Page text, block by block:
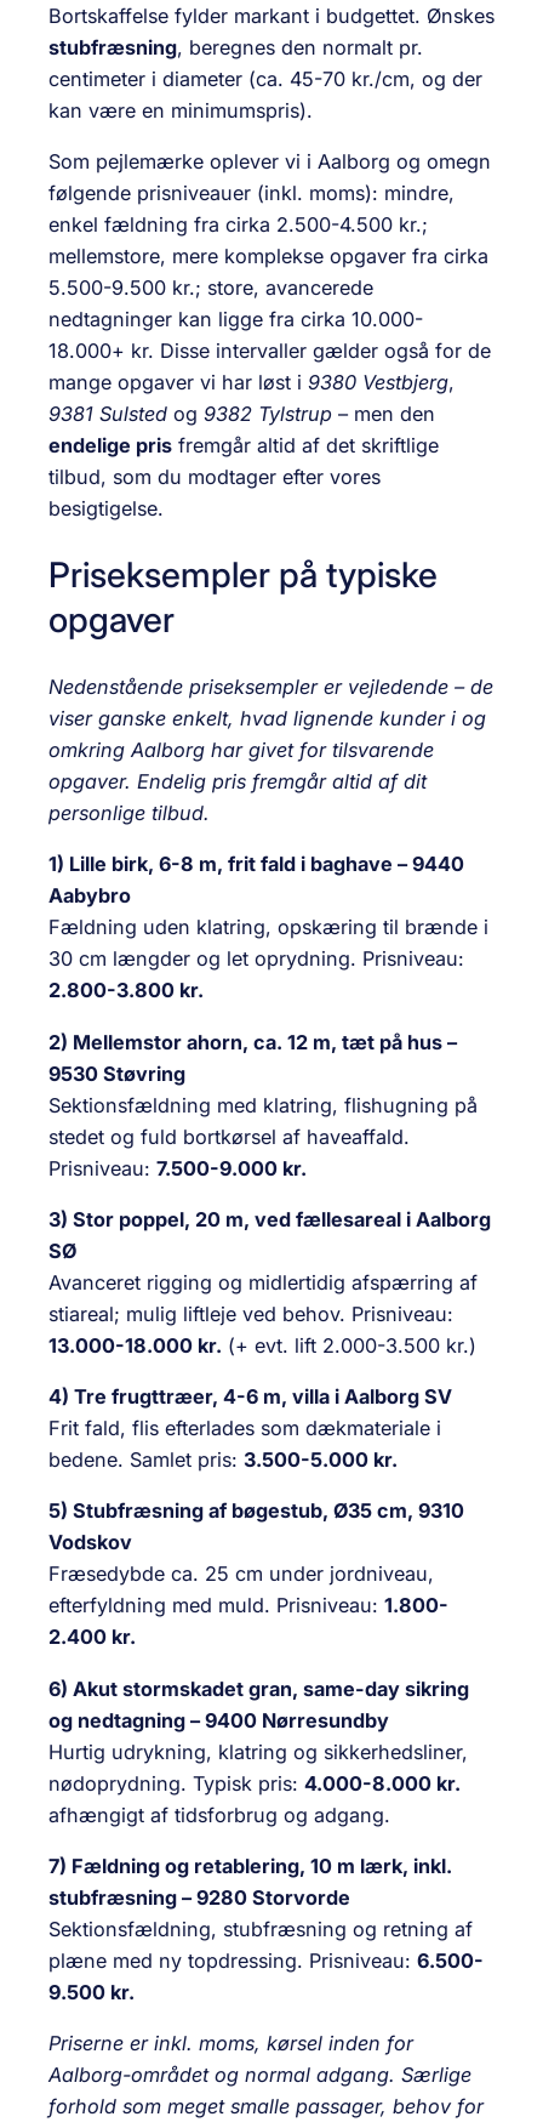
Bortskaffelse fylder markant i budgettet. Ønskes
stubfræsning, beregnes den normalt pr.
centimeter i diameter (ca. 45-70 kr./cm, og der
kan være en minimumspris).
Som pejlemærke oplever vi i Aalborg og omegn
følgende prisniveauer (inkl. moms): mindre,
enkel fældning fra cirka 2.500-4.500 kr.;
mellemstore, mere komplekse opgaver fra cirka
5.500-9.500 kr.; store, avancerede
nedtagninger kan ligge fra cirka 10.000-
18.000+ kr. Disse intervaller gælder også for de
mange opgaver vi har løst i 9380 Vestbjerg,
9381 Sulsted og 9382 Tylstrup – men den
endelige pris fremgår altid af det skriftlige
tilbud, som du modtager efter vores
besigtigelse.
Priseksempler på typiske
opgaver
Nedenstående priseksempler er vejledende – de
viser ganske enkelt, hvad lignende kunder i og
omkring Aalborg har givet for tilsvarende
opgaver. Endelig pris fremgår altid af dit
personlige tilbud.
1) Lille birk, 6-8 m, frit fald i baghave – 9440
Aabybro
Fældning uden klatring, opskæring til brænde i
30 cm længder og let oprydning. Prisniveau:
2.800-3.800 kr.
2) Mellemstor ahorn, ca. 12 m, tæt på hus –
9530 Støvring
Sektionsfældning med klatring, flishugning på
stedet og fuld bortkørsel af haveaffald.
Prisniveau: 7.500-9.000 kr.
3) Stor poppel, 20 m, ved fællesareal i Aalborg
SØ
Avanceret rigging og midlertidig afspærring af
stiareal; mulig liftleje ved behov. Prisniveau:
13.000-18.000 kr. (+ evt. lift 2.000-3.500 kr.)
4) Tre frugttræer, 4-6 m, villa i Aalborg SV
Frit fald, flis efterlades som dækmateriale i
bedene. Samlet pris: 3.500-5.000 kr.
5) Stubfræsning af bøgestub, Ø35 cm, 9310
Vodskov
Fræsedybde ca. 25 cm under jordniveau,
efterfyldning med muld. Prisniveau: 1.800-
2.400 kr.
6) Akut stormskadet gran, same-day sikring
og nedtagning – 9400 Nørresundby
Hurtig udrykning, klatring og sikkerhedsliner,
nødoprydning. Typisk pris: 4.000-8.000 kr.
afhængigt af tidsforbrug og adgang.
7) Fældning og retablering, 10 m lærk, inkl.
stubfræsning – 9280 Storvorde
Sektionsfældning, stubfræsning og retning af
plæne med ny topdressing. Prisniveau: 6.500-
9.500 kr.
Priserne er inkl. moms, kørsel inden for
Aalborg-området og normal adgang. Særlige
forhold som meget smalle passager, behov for